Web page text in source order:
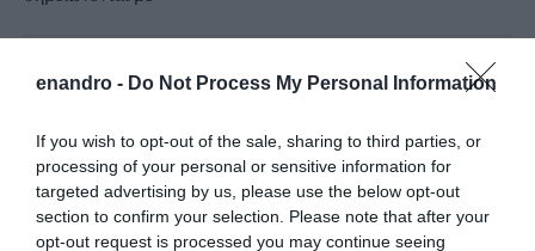
enandro - Do Not Process My Personal Information
If you wish to opt-out of the sale, sharing to third parties, or
processing of your personal or sensitive information for
targeted advertising by us, please use the below opt-out
section to confirm your selection. Please note that after your
opt-out request is processed you may continue seeing